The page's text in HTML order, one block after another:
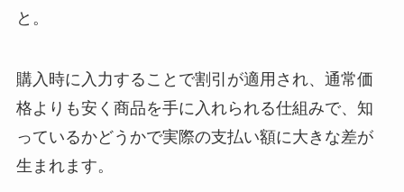
と。
購入時に入力することで割引が適用され、通常価
格よりも安く商品を手に入れられる仕組みで、知
っているかどうかで実際の支払い額に大きな差が
生まれます。